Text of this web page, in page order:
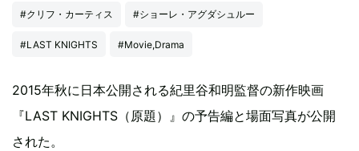
#クリフ・カーティス #ショーレ・アグダシュルー
#LAST KNIGHTS #Movie,Drama
2015年秋に日本公開される紀里谷和明監督の新作映画
『LAST KNIGHTS（原題）』の予告編と場面写真が公開
された。